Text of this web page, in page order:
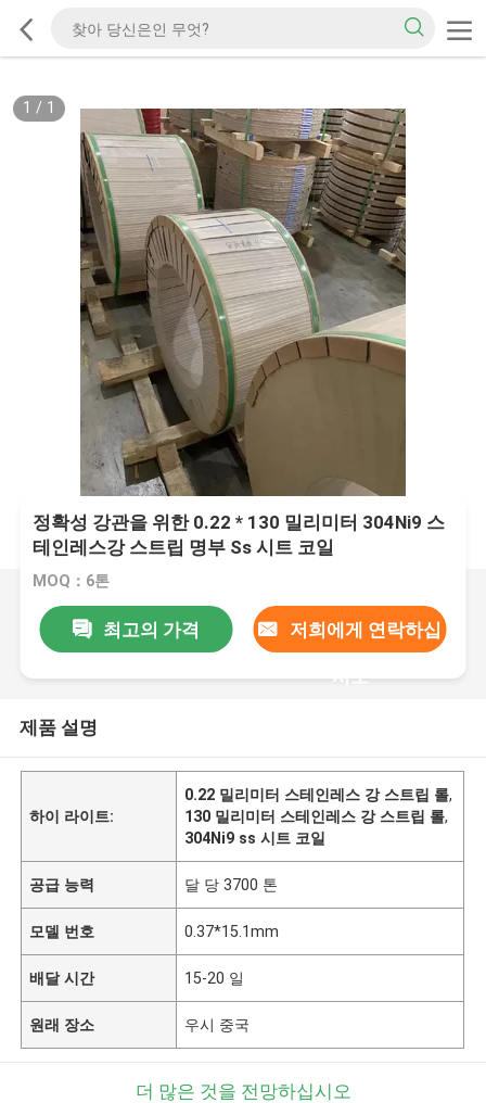
1 / 1
정확성 강관을 위한 0.22 * 130 밀리미터 304Ni9 스
테인레스강 스트립 명부 Ss 시트 코일
MOQ：6톤
최고의 가격 저희에게 연락하십
시오
제품 설명
하이 라이트:
0.22 밀리미터 스테인레스 강 스트립 롤,
130 밀리미터 스테인레스 강 스트립 롤,
304Ni9 ss 시트 코일
공급 능력 달 당 3700 톤
모델 번호 0.37*15.1mm
배달 시간 15-20 일
원래 장소 우시 중국
더 많은 것을 전망하십시오